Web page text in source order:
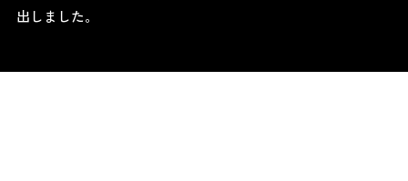
出しました。